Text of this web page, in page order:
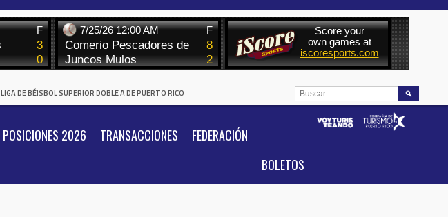
LIGA DE BÉISBOL SUPERIOR DOBLE A DE PUERTO RICO
POSICIONES 2026 TRANSACCIONES
FEDERACIÓN
BOLETOS
BUSCAR: